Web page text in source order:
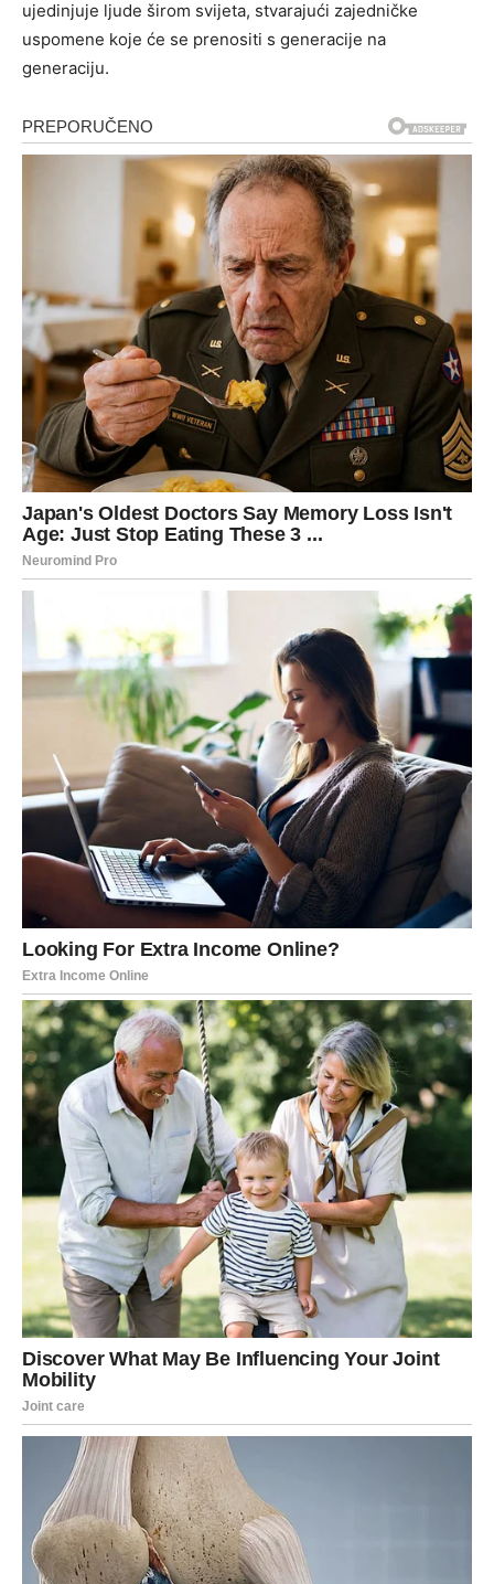
ujedinjuje ljude širom svijeta, stvarajući zajedničke
uspomene koje će se prenositi s generacije na
generaciju.